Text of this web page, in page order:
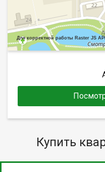
Для корректной работы Raster JS
Купить